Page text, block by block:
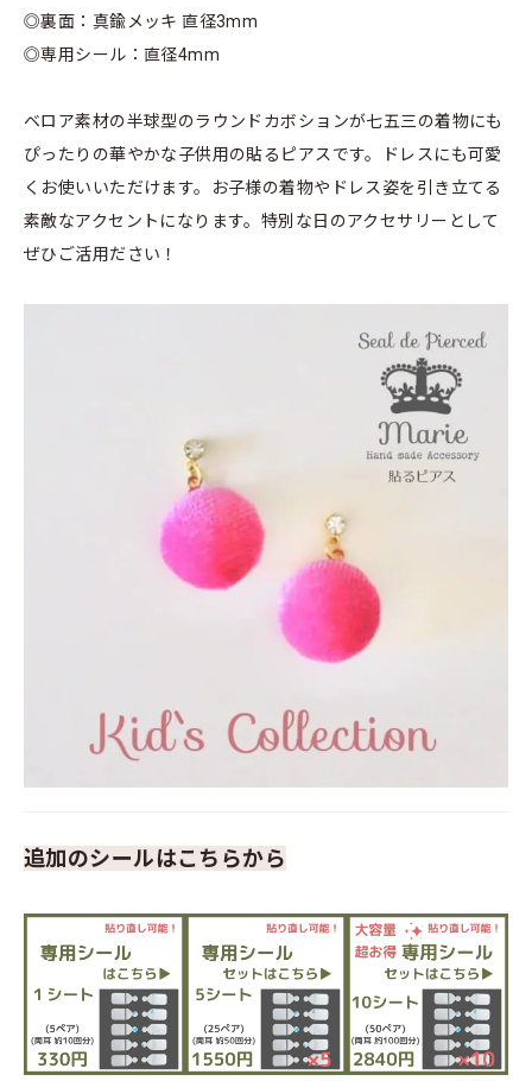
◎裏面：真鍮メッキ 直径3mm
◎専用シール：直径4mm
ベロア素材の半球型のラウンドカボションが七五三の着物にも
ぴったりの華やかな子供用の貼るピアスです。ドレスにも可愛
くお使いいただけます。お子様の着物やドレス姿を引き立てる
素敵なアクセントになります。特別な日のアクセサリーとして
ぜひご活用ださい！
追加のシールはこちらから